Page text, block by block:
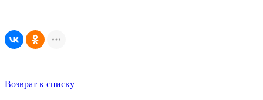
Возврат к списку